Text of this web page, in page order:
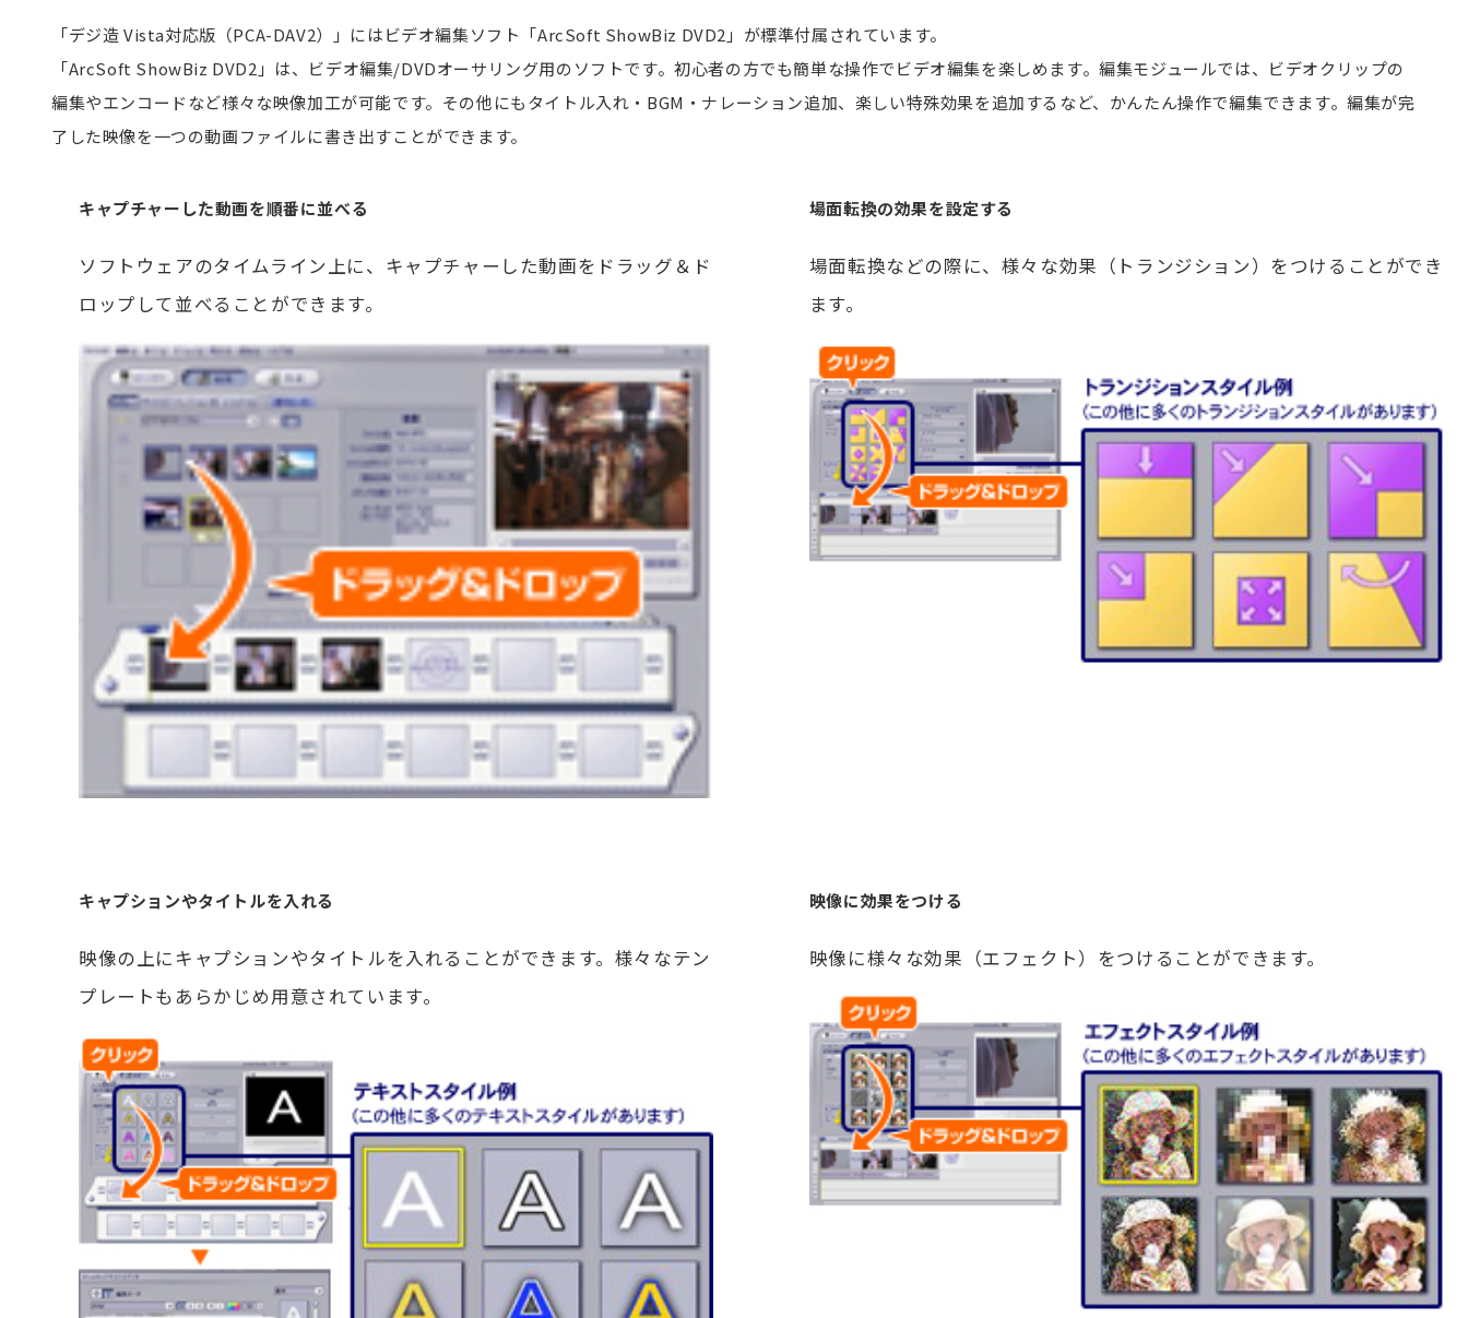
「デジ造 Vista対応版（PCA-DAV2）」にはビデオ編集ソフト「ArcSoft ShowBiz DVD2」が標準付属されています。
「ArcSoft ShowBiz DVD2」は、ビデオ編集/DVDオーサリング用のソフトです。初心者の方でも簡単な操作でビデオ編集を楽しめます。編集モジュールでは、ビデオクリップの
編集やエンコードなど様々な映像加工が可能です。その他にもタイトル入れ・BGM・ナレーション追加、楽しい特殊効果を追加するなど、かんたん操作で編集できます。編集が完
了した映像を一つの動画ファイルに書き出すことができます。
キャプチャーした動画を順番に並べる
ソフトウェアのタイムライン上に、キャプチャーした動画をドラッグ＆ド
ロップして並べることができます。
場面転換の効果を設定する
場面転換などの際に、様々な効果（トランジション）をつけることができ
ます。
キャプションやタイトルを入れる
映像の上にキャプションやタイトルを入れることができます。様々なテン
プレートもあらかじめ用意されています。
映像に効果をつける
映像に様々な効果（エフェクト）をつけることができます。